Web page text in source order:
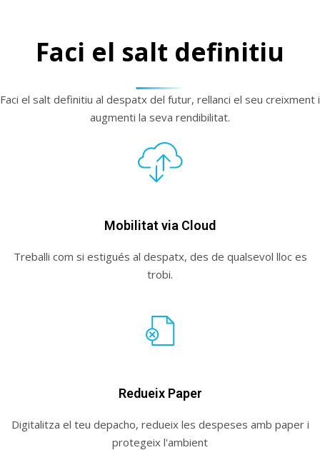
Faci el salt definitiu
Faci el salt definitiu al despatx del futur, rellanci el seu creixment i
augmenti la seva rendibilitat.
Mobilitat via Cloud
Treballi com si estigués​ al despatx, des de qualsevol lloc es
trobi.
Redueix Paper
Digitalitza el teu depacho, redueix les despeses amb paper i
protegeix l'ambient